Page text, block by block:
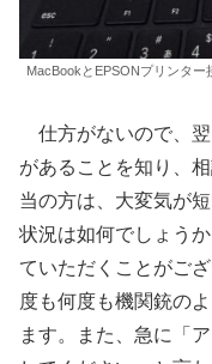
MacBookとEPSONプリンター
仕方がないので、
があることを知り、
当の方は、大変気が
状況は如何でしょう
ていただくことがご
度も何度も機関銃の
ます。また、急に「